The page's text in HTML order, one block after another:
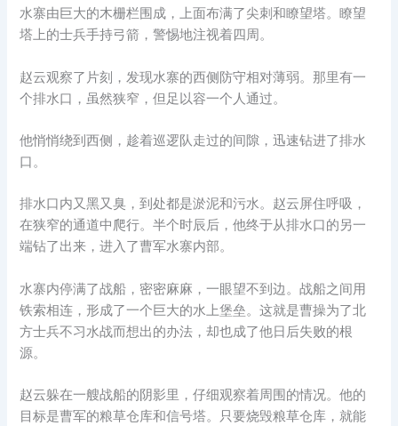
水寨由巨大的木栅栏围成，上面布满了尖刺和瞭望塔。瞭望
塔上的士兵手持弓箭，警惕地注视着四周。
赵云观察了片刻，发现水寨的西侧防守相对薄弱。那里有一
个排水口，虽然狭窄，但足以容一个人通过。
他悄悄绕到西侧，趁着巡逻队走过的间隙，迅速钻进了排水
口。
排水口内又黑又臭，到处都是淤泥和污水。赵云屏住呼吸，
在狭窄的通道中爬行。半个时辰后，他终于从排水口的另一
端钻了出来，进入了曹军水寨内部。
水寨内停满了战船，密密麻麻，一眼望不到边。战船之间用
铁索相连，形成了一个巨大的水上堡垒。这就是曹操为了北
方士兵不习水战而想出的办法，却也成了他日后失败的根
源。
赵云躲在一艘战船的阴影里，仔细观察着周围的情况。他的
目标是曹军的粮草仓库和信号塔。只要烧毁粮草仓库，就能